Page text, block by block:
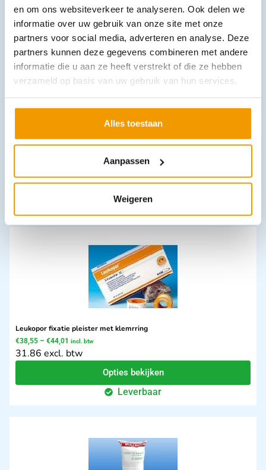
en om ons websiteverkeer te analyseren. Ook delen we
informatie over uw gebruik van onze site met onze
partners voor social media, adverteren en analyse. Deze
partners kunnen deze gegevens combineren met andere
informatie die u aan ze heeft verstrekt of die ze hebben
verzameld op basis van uw gebruik van hun services.
Alles toestaan
Aanpassen
Weigeren
Leverbaar
Gaasdeppers NOBA Steriel per 2 verpakt
Opties bekijken
Leverbaar
Leukopor fixatie pleister met klemrring
€38,55 – €44,01 incl. btw
31.86 excl. btw
Opties bekijken
Leverbaar